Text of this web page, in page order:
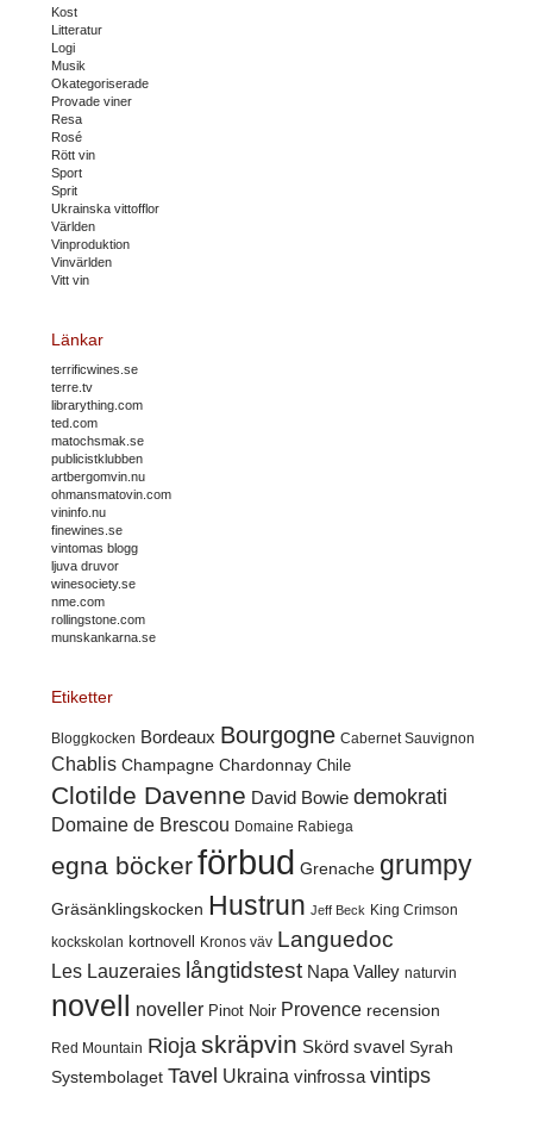
Kost
Litteratur
Logi
Musik
Okategoriserade
Provade viner
Resa
Rosé
Rött vin
Sport
Sprit
Ukrainska vittofflor
Världen
Vinproduktion
Vinvärlden
Vitt vin
Länkar
terrificwines.se
terre.tv
librarything.com
ted.com
matochsmak.se
publicistklubben
artbergomvin.nu
ohmansmatovin.com
vininfo.nu
finewines.se
vintomas blogg
ljuva druvor
winesociety.se
nme.com
rollingstone.com
munskankarna.se
Etiketter
Bloggkocken Bordeaux Bourgogne Cabernet Sauvignon
Chablis Champagne Chardonnay Chile
Clotilde Davenne David Bowie demokrati
Domaine de Brescou Domaine Rabiega
egna böckerförbud Grenache grumpy
Gräsänklingskocken Hustrun Jeff Beck King Crimson
kockskolan kortnovell Kronos väv Languedoc
Les Lauzeraies långtidstest Napa Valley naturvin
novell noveller Pinot Noir Provence recension
Red Mountain Rioja skräpvin Skörd svavel Syrah
Systembolaget Tavel Ukraina vinfrossa vintips